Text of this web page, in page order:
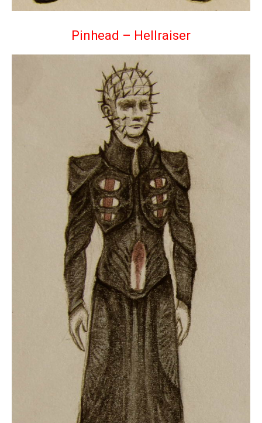
Pinhead – Hellraiser